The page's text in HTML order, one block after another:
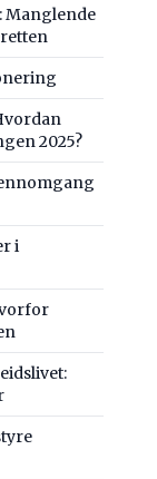
Manglende
2025?
i